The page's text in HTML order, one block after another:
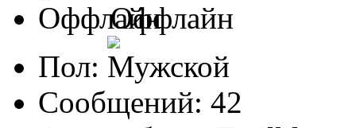
Оффлайн
Пол:
Сообщений: 42